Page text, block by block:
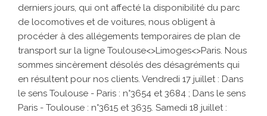
derniers jours, qui ont affecté la disponibilité du parc
de locomotives et de voitures, nous obligent à
procéder à des allégements temporaires de plan de
transport sur la ligne Toulouse<>Limoges<>Paris. Nous
sommes sincèrement désolés des désagréments qui
en résultent pour nos clients. Vendredi 17 juillet : Dans
le sens Toulouse - Paris : n°3654 et 3684 ; Dans le sens
Paris - Toulouse : n°3615 et 3635. Samedi 18 juillet :